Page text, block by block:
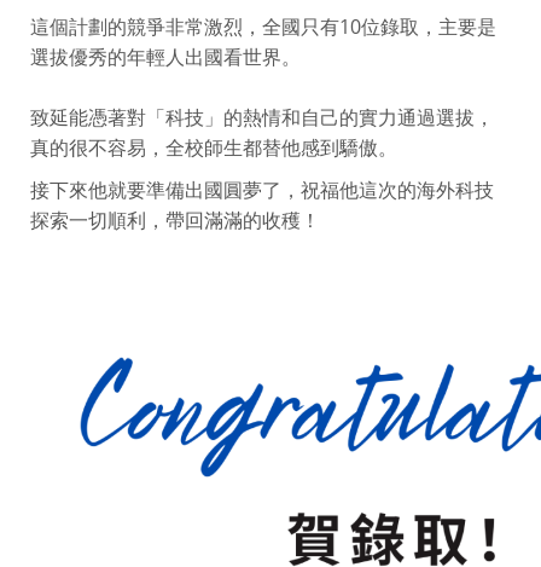
這個計劃的競爭非常激烈，全國只有10位錄取，主要是
選拔優秀的年輕人出國看世界。
致延能憑著對「科技」的熱情和自己的實力通過選拔，
真的很不容易，全校師生都替他感到驕傲。
接下來他就要準備出國圓夢了，祝福他這次的海外科技
探索一切順利，帶回滿滿的收穫！